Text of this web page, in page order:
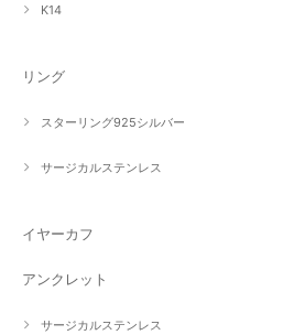
K14
リング
スターリング925シルバー
サージカルステンレス
イヤーカフ
アンクレット
サージカルステンレス